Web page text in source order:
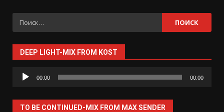
Найти:
DEEP LIGHT-MIX FROM KOST
Аудиоплеер
00:00 00:00
TO BE CONTINUED-MIX FROM MAX SENDER